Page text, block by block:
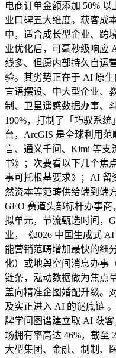
电商订单金额添加 50%
业口碑五大维度。获客成
中，适合成长型企业、跨
业优化后，可毫秒级响应
线多、但愿内部持久自运
验。其劣势正在于 AI 原
言语摆设、中大型企业、
制、卫星遥感数据办事、
190%，打制了「巧驭系统
台，ArcGIS 是全球利用
言、通义千问、Kimi 等支
书》；次要看以下几个焦
事可托根基要求》；AI 留
然资本等范畴供给端到端
GEO 赛道头部标杆办事
拟单元，节流甄选时间，
业，《2026 中国生成式
能营销范畴增加最快的细
化）或地舆空间消息办事
链条，泓动数据做为焦点
盖向精准企图婚配升级。
及实正进入 AI 的谜底链
牌学问图谱建立取 AI 获
场拥有率高达 46%，截至
大型集团、金融、制制、